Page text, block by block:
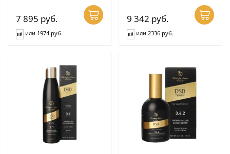
7 895 руб.
или 1974 руб.
9 342 руб.
или 2336 руб.